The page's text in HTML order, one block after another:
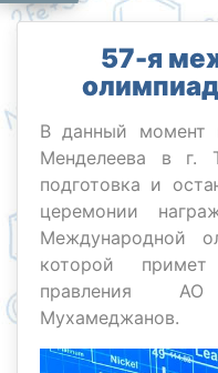
57-я
В данный
Менделеева в г.
подготовка и
церемонии
Международной
которой примет
правления
Мухамеджанов.